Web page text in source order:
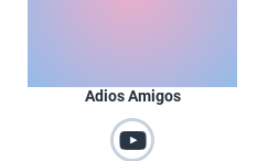
Adios Amigos